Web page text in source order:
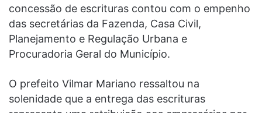
concessão de escrituras contou com o empenho
das secretárias da Fazenda, Casa Civil,
Planejamento e Regulação Urbana e
Procuradoria Geral do Município.
O prefeito Vilmar Mariano ressaltou na
solenidade que a entrega das escrituras